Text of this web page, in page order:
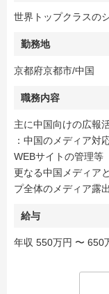
世界トップクラスの
勤務地
京都府京都市/中国
職務内容
主に中国向けの広報
：中国のメディア対
WEBサイトの管理等
更なる中国メディア
プ全体のメディア露
給与
年収 550万円 〜 650